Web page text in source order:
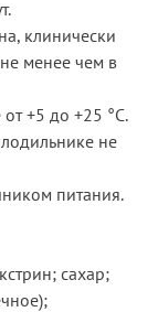
клинически
менее чем в
+5 до +25 °С.
не
питания.
сахар;